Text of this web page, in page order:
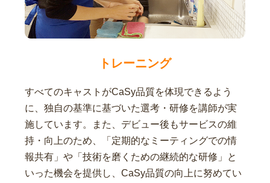
トレーニング
すべてのキャストがCaSy品質を体現できるよう
に、独自の基準に基づいた選考・研修を講師が実
施しています。また、デビュー後もサービスの維
持・向上のため、「定期的なミーティングでの情
報共有」や「技術を磨くための継続的な研修」と
いった機会を提供し、CaSy品質の向上に努めてい